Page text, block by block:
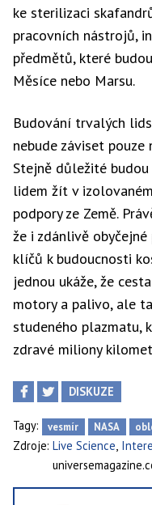
ke sterilizaci
pracovních nástrojů,
předmětů, které
Měsíce nebo Marsu.
Budování trvalých
nebude záviset pouze
Stejně důležité
lidem žít v
podpory ze Země.
že i zdánlivě
klíčů k budoucnosti
jednou ukáže, že
motory a palivo, ale
studeného plazmatu,
zdravé miliony
DISKUZE
Tagy: vesmír NASA
Zdroje: Live Science